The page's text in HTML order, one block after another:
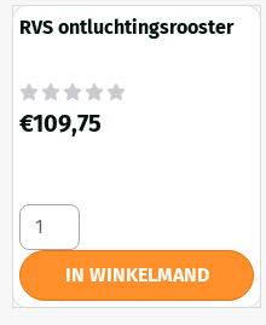
RVS ontluchtingsrooster
Prijs: 109,75
€109,75
Aantal kiezen voor RVS
IN WINKELMAND